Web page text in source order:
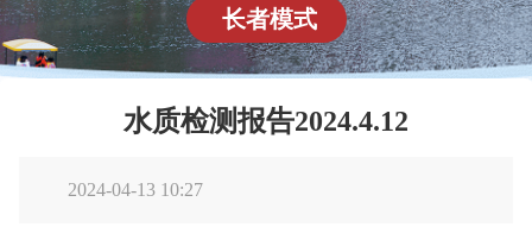
长者模式
水质检测报告2024.4.12
2024-04-13 10:27